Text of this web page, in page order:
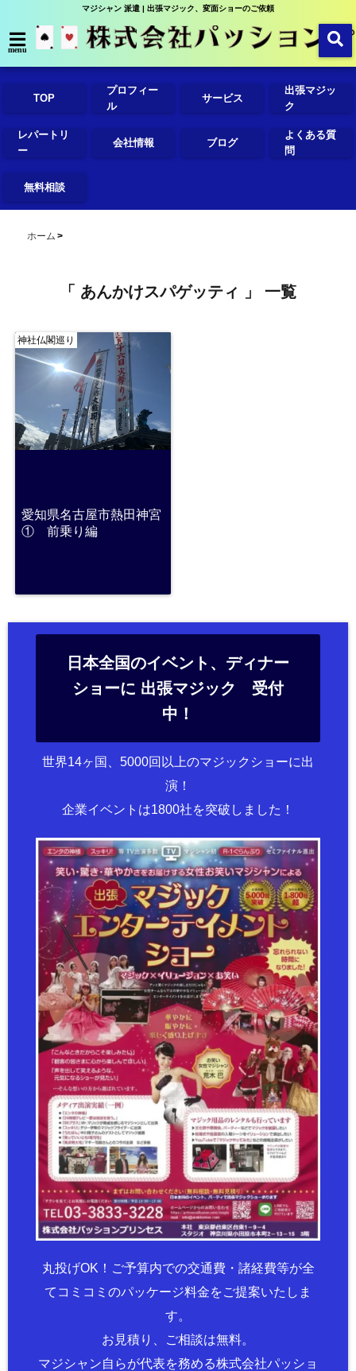
マジシャン 派遣 | 出張マジック、変面ショーのご依頼
menu
TOP
プロフィー
ル
サービス
出張マジッ
ク
レパートリ
ー
会社情報 ブログ
よくある質
問
無料相談
ホーム
「 あんかけスパゲッティ 」 一覧
神社仏閣巡り
愛知県名古屋市熱田神宮
① 前乗り編
日本全国のイベント、ディナー
ショーに 出張マジック 受付
中！
世界14ヶ国、5000回以上のマジックショーに出
演！
企業イベントは1800社を突破しました！
丸投げOK！ご予算内での交通費・諸経費等が全
てコミコミのパッケージ料金をご提案いたしま
す。
お見積り、ご相談は無料。
マジシャン自らが代表を務める株式会社パッショ